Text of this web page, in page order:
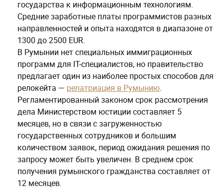
государства к информационным технологиям.
Средние заработные платы программистов разных
направленностей и опыта находятся в диапазоне от
1300 до 2500 EUR.
В Румынии нет специальных иммиграционных
программ для IT-специалистов, но правительство
предлагает один из наиболее простых способов для
релокейта — репатриация в Румынию.
Регламентированный законом срок рассмотрения
дела Министерством юстиции составляет 5
месяцев, но в связи с загруженностью
государственных сотрудников и большим
количеством заявок, период ожидания решения по
запросу может быть увеличен. В среднем срок
получения румынского гражданства составляет от
12 месяцев.